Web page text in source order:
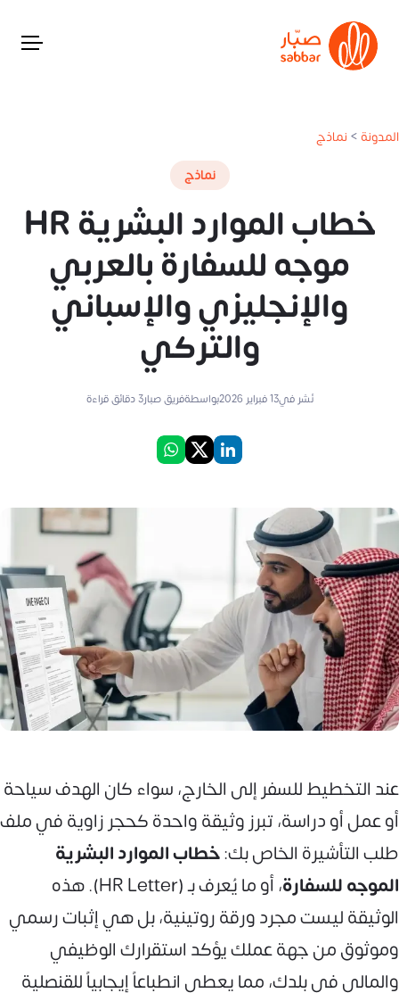
المدونة> نماذج
نماذج
خطاب الموارد البشرية HR
موجه للسفارة بالعربي
والإنجليزي والإسباني
والتركي
نُشر في13 فبراير 2026 بواسطةفريق صبار3دقائق قراءة
عند التخطيط للسفر إلى الخارج، سواء كان الهدف سياحة
أو عمل أو دراسة، تبرز وثيقة واحدة كحجر زاوية في ملف
طلب التأشيرة الخاص بك:خطاب الموارد البشرية
الموجه للسفارة
، أو ما يُعرف بـ (HR Letter). هذه
الوثيقة ليست مجرد ورقة روتينية، بل هي إثبات رسمي
وموثوق من جهة عملك يؤكد استقرارك الوظيفي
والمالي في بلدك، مما يعطي انطباعاً إيجابياً للقنصلية